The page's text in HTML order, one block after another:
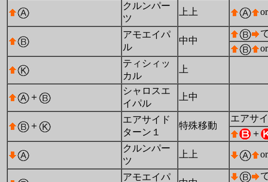
クルンパー
ツ
上上 or
アモエイパ
ル
中中
or
ティシィッ
カル
上
＋
シャロスエ
イパル
上中
＋
エアサイド
ターン１
特殊移動
エアサ
＋
クルンパー
ツ
上上 or
アモエイパ